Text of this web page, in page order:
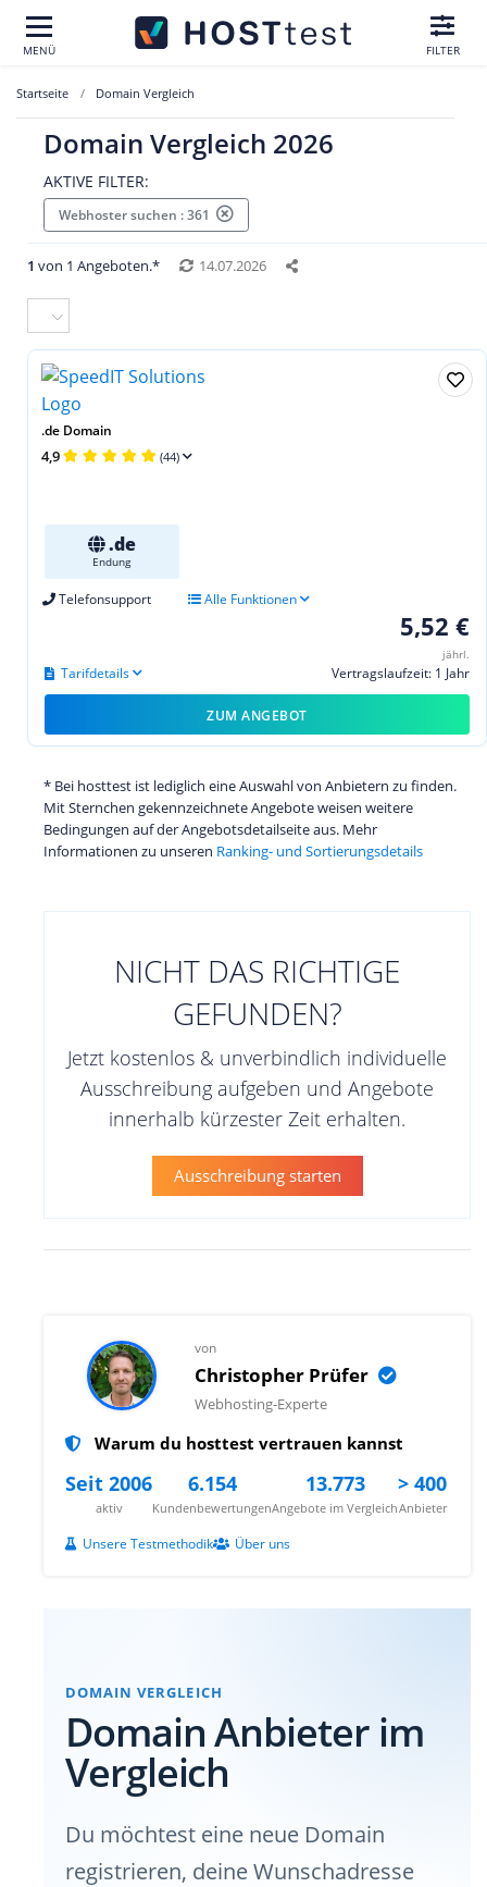
MENÜ FILTER
Startseite Domain Vergleich
Domain Vergleich 2026
AKTIVE FILTER:
Webhoster suchen : 361
1 von 1 Angeboten.* 14.07.2026
.de Domain
4,9 (44)
.de
Endung
Telefonsupport Alle Funktionen
5,52 €
jährl.
Vertragslaufzeit: 1 Jahr
Tarifdetails
ZUM ANGEBOT
* Bei hosttest ist lediglich eine Auswahl von Anbietern zu finden.
Mit Sternchen gekennzeichnete Angebote weisen weitere
Bedingungen auf der Angebotsdetailseite aus. Mehr
Informationen zu unseren Ranking- und Sortierungsdetails
NICHT DAS RICHTIGE
GEFUNDEN?
Jetzt kostenlos & unverbindlich individuelle
Ausschreibung aufgeben und Angebote
innerhalb kürzester Zeit erhalten.
Ausschreibung starten
von
Christopher Prüfer
Webhosting-Experte
Warum du hosttest vertrauen kannst
Seit 2006
aktiv
6.154
Kundenbewertungen
13.773
Angebote im Vergleich
> 400
Anbieter
Unsere Testmethodik Über uns
DOMAIN VERGLEICH
Domain Anbieter im
Vergleich
Du möchtest eine neue Domain
registrieren, deine Wunschadresse